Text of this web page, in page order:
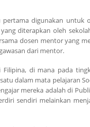
digunakan untuk
diterapkan oleh
dosen mentor yang
dari mentor.
di mana pada
dalam mata pelajaran
mereka adalah di
sendiri melainkan